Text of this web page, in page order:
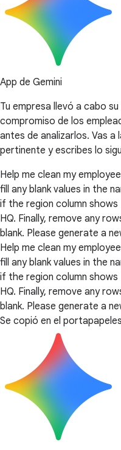
App de Gemini
Tu empresa llevó a cabo
compromiso de los
antes de analizarlos. Vas a
pertinente y escribes lo
Help me clean my
fill any blank values in the
if the region column
HQ. Finally, remove any
blank. Please generate a
Help me clean my
fill any blank values in the
if the region column
HQ. Finally, remove any
blank. Please generate a
Se copió en el portapapeles